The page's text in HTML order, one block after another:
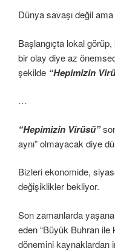
Dünya savaşı değil ama
Başlangıçta lokal görüp,
bir olay diye az
şekilde “Hepimizin
…
“Hepimizin Virüsü”
aynı” olmayacak diye
Bizleri ekonomide,
değişiklikler bekliyor.
Son zamanlarda
eden “Büyük Buhran ile
dönemini kaynaklardan